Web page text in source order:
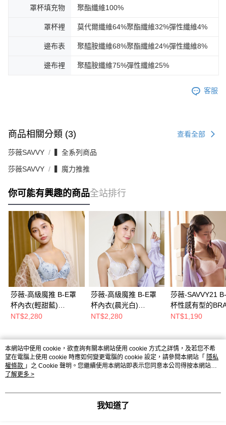
罩杯填充物 聚酯纖維100%
罩杯裡 莫代爾纖維64%聚酯纖維32%彈性纖維4%
邊布表 聚醯胺纖維68%聚酯纖維24%彈性纖維8%
邊布裡 聚醯胺纖維75%彈性纖維25%
客服
商品相關分類 (3) 查看全部
莎薇SAVVY ▍全系列商品
莎薇SAVVY ▍魔力推推
你可能有興趣的商品全站排行
莎薇-高級魔推 B-E罩
杯內衣(輕甜藍)
AB4572DF
NT$2,280
莎薇-高級魔推 B-E罩
杯內衣(晨光白)
AB4572CR
NT$2,280
莎薇-SAVVY21
杯性感有型的
QB3308PM
NT$1,190
熱門標籤
本網站中使用 cookie，欲查詢有關本網站使用 cookie 方式之詳情，及若您不希
望在電腦上使用 cookie 時應如何變更電腦的 cookie 設定，請參閱本網站「 隱私
權條款 」之 Cookie 聲明。您繼續使用本網站即表示您同意本公司得按本網站使
用條款之 Cookie 聲明使用 cookie。
了解更多 >
我知道了